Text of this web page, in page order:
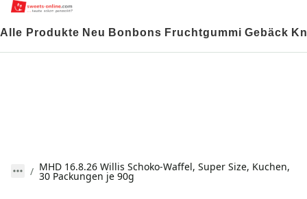
Alle Produkte Neu Bonbons Fruchtgummi Gebäck
MHD 16.8.26 Willis Schoko-Waffel, Super Size, Kuchen,
30 Packungen je 90g